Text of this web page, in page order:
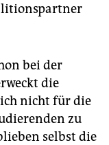
bei der
die
nicht für die
zu
selbst die